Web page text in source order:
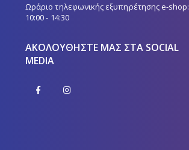
Ωράριο τηλεφωνικής εξυπηρέτησης e-shop:
10:00 - 14:30
ΑΚΟΛΟΥΘΉΣΤΕ ΜΑΣ ΣΤΑ SOCIAL
MEDIA